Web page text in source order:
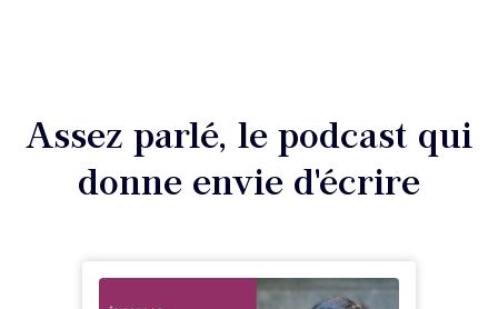
Assez parlé, le podcast qui
donne envie d'écrire